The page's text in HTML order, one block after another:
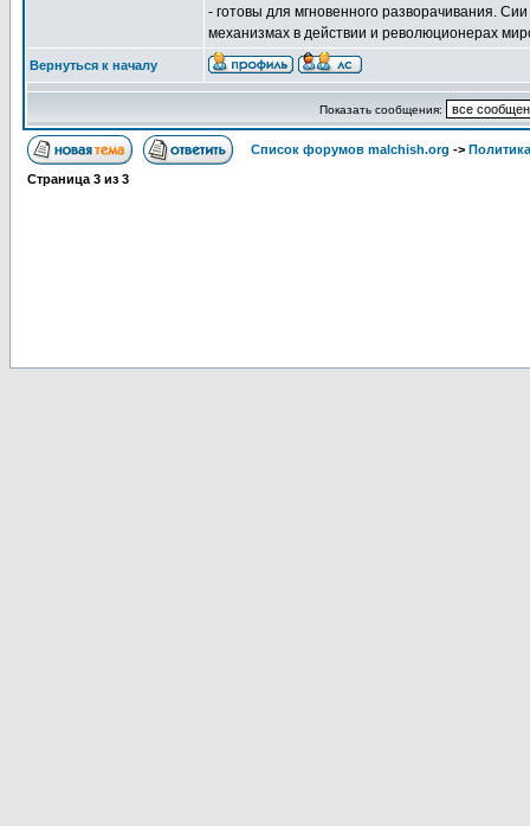
- готовы для мгновенного разворачивания.
механизмах в действии и революционерах
Вернуться к началу
Показать сообщения:
Список форумов malchish.org ->
Страница 3 из 3